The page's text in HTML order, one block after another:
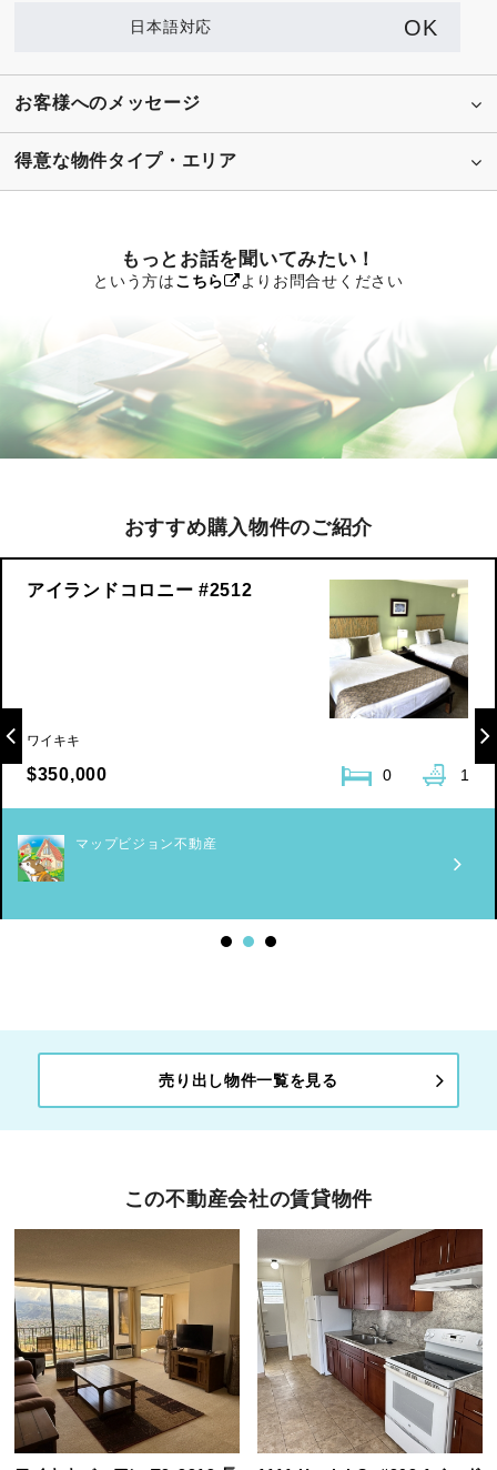
日本語対応 OK
お客様へのメッセージ
得意な物件タイプ・エリア
もっとお話を聞いてみたい！
という方はこちら よりお問合せください
おすすめ購入物件のご紹介
アイランドコロニー #2512
ワイキキ
$350,000 0 1
マップビジョン不動産
売り出し物件一覧を見る
この不動産会社の賃貸物件